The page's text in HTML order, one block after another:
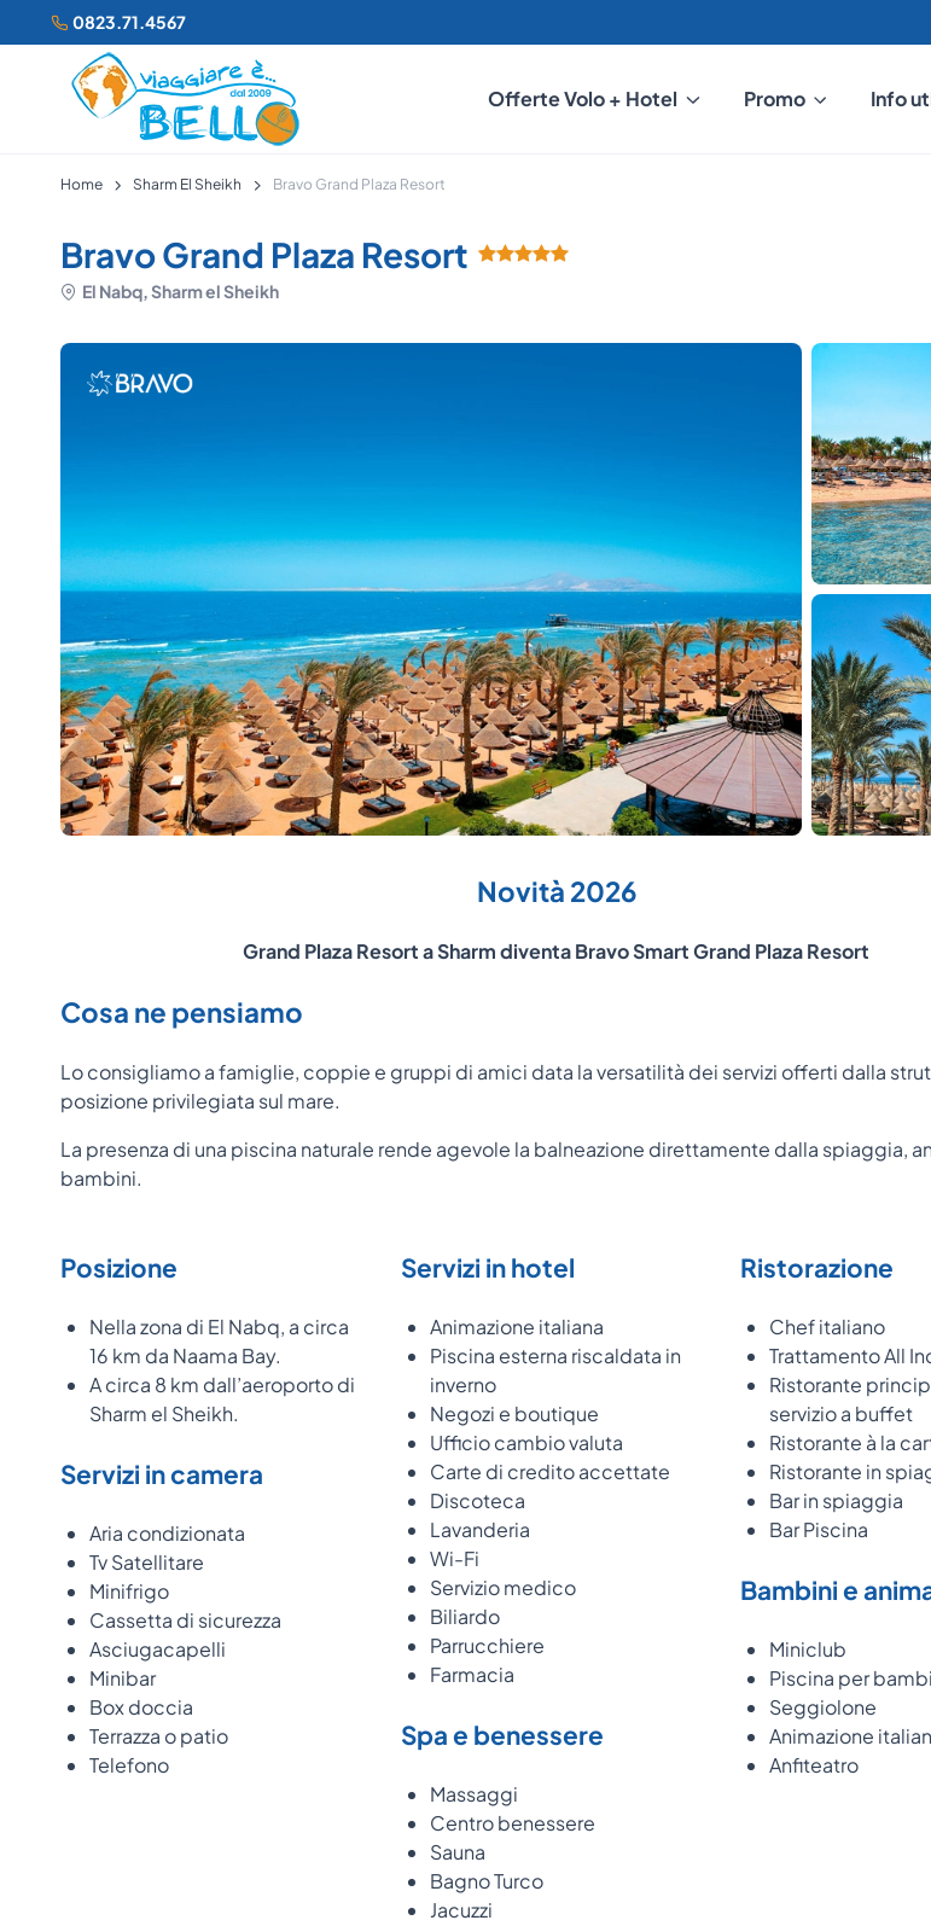
0823.71.4567
Offerte Volo + Hotel Promo Info
Home Sharm El Sheikh Bravo Grand Plaza Resort
Bravo Grand Plaza Resort
El Nabq, Sharm el Sheikh
Novità 2026
Grand Plaza Resort a Sharm diventa Bravo Smart Grand Plaza Resort
Cosa ne pensiamo
Lo consigliamo a famiglie, coppie e gruppi di amici data la versatilità dei servizi offerti dalla
posizione privilegiata sul mare.
La presenza di una piscina naturale rende agevole la balneazione direttamente dalla spiaggia,
bambini.
Posizione
Nella zona di El Nabq, a circa
16 km da Naama Bay.
A circa 8 km dall’aeroporto di
Sharm el Sheikh.
Servizi in camera
Aria condizionata
Tv Satellitare
Minifrigo
Cassetta di sicurezza
Asciugacapelli
Minibar
Box doccia
Terrazza o patio
Telefono
Servizi in hotel
Animazione italiana
Piscina esterna riscaldata in
inverno
Negozi e boutique
Ufficio cambio valuta
Carte di credito accettate
Discoteca
Lavanderia
Wi-Fi
Servizio medico
Biliardo
Parrucchiere
Farmacia
Spa e benessere
Massaggi
Centro benessere
Sauna
Bagno Turco
Jacuzzi
Ristorazione
Chef italiano
Trattamento All
Ristorante
servizio a buffet
Ristorante à la
Ristorante in
Bar in spiaggia
Bar Piscina
Bambini e
Miniclub
Piscina per
Seggiolone
Animazione
Anfiteatro